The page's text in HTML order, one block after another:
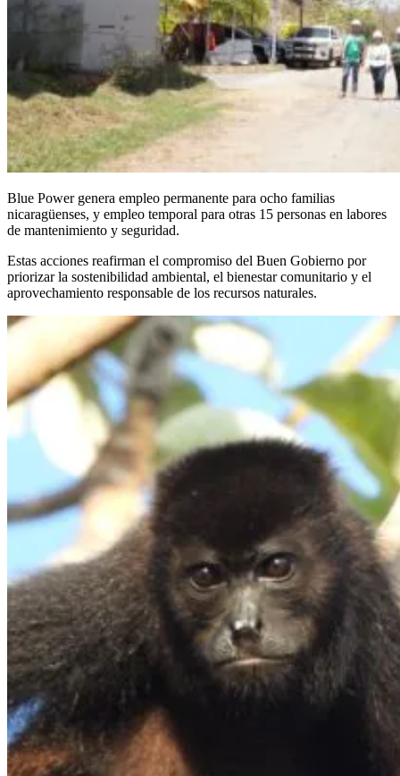
Blue Power genera empleo permanente para ocho familias
nicaragüenses, y empleo temporal para otras 15 personas en labores
de mantenimiento y seguridad.
Estas acciones reafirman el compromiso del Buen Gobierno por
priorizar la sostenibilidad ambiental, el bienestar comunitario y el
aprovechamiento responsable de los recursos naturales.